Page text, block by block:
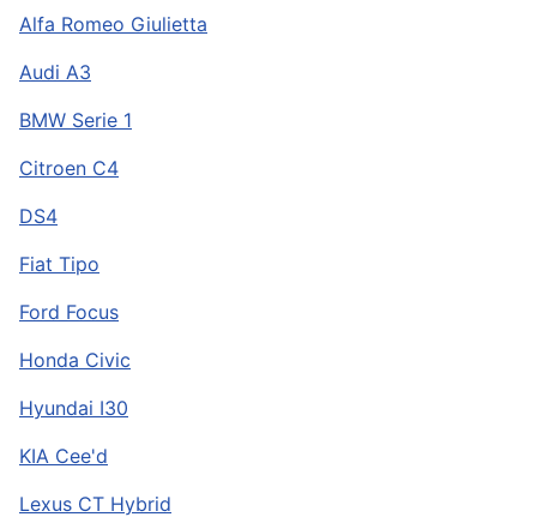
Alfa Romeo Giulietta
Audi A3
BMW Serie 1
Citroen C4
DS4
Fiat Tipo
Ford Focus
Honda Civic
Hyundai I30
KIA Cee'd
Lexus CT Hybrid